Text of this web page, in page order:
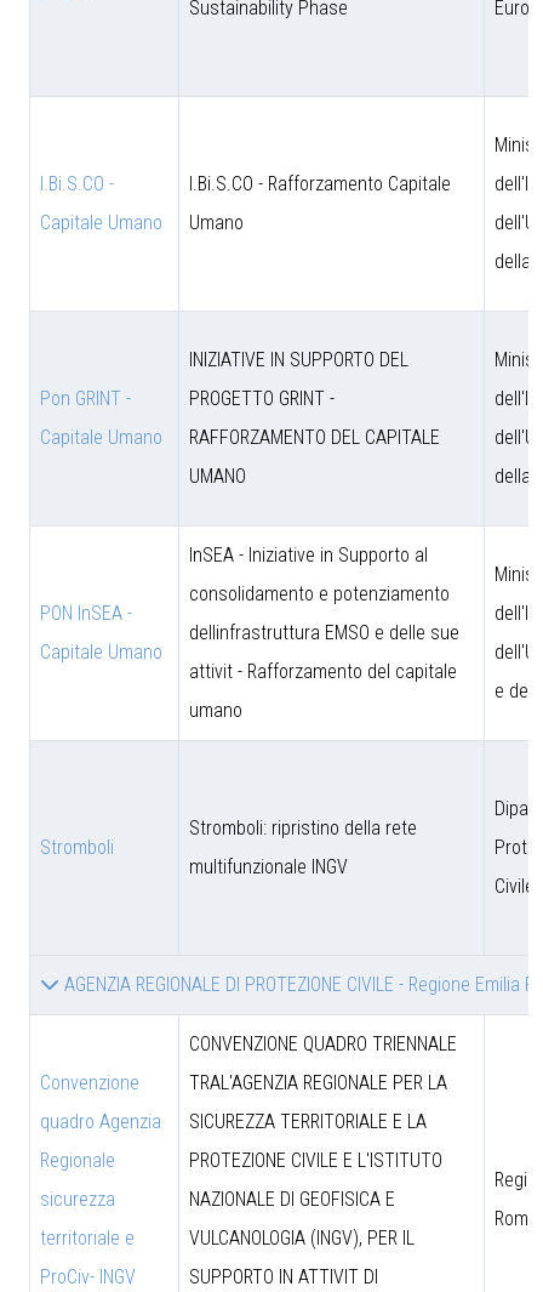
Sustainability Phase
I.Bi.S.CO -
Capitale Umano
I.Bi.S.CO - Rafforzamento Capitale
Umano
della
Pon GRINT -
Capitale Umano
INIZIATIVE IN SUPPORTO DEL
PROGETTO GRINT -
RAFFORZAMENTO DEL CAPITALE
UMANO
della
PON InSEA -
Capitale Umano
InSEA - Iniziative in Supporto al
consolidamento e potenziamento
dellinfrastruttura EMSO e delle sue
attivit - Rafforzamento del capitale
umano
e
Stromboli
Stromboli: ripristino della rete
multifunzionale INGV
Civile
AGENZIA REGIONALE DI PROTEZIONE CIVILE - Regione Emilia
Convenzione
quadro Agenzia
Regionale
sicurezza
territoriale e
ProCiv- INGV
CONVENZIONE QUADRO TRIENNALE
TRAL'AGENZIA REGIONALE PER LA
SICUREZZA TERRITORIALE E LA
PROTEZIONE CIVILE E L'ISTITUTO
NAZIONALE DI GEOFISICA E
VULCANOLOGIA (INGV), PER IL
SUPPORTO IN ATTIVIT DI